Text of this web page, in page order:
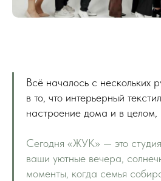
Всё началось с нескольких
в то, что интерьерный
настроение дома и в целом,
Сегодня «ЖУК» — это
ваши уютные вечера,
моменты, когда семья